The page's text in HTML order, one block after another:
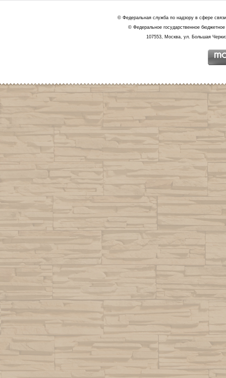
© Федеральная служба по надзору в сфере
© Федеральное государственное
107553, Москва, ул. Большая